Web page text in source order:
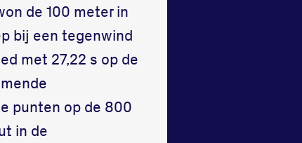
de 100 meter in
bij een tegenwind
met 27,22 s op de
punten op de 800
in de